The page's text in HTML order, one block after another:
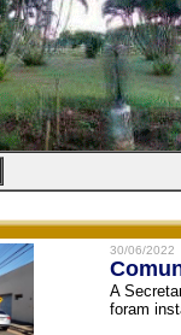
30/06/2022
A
foram